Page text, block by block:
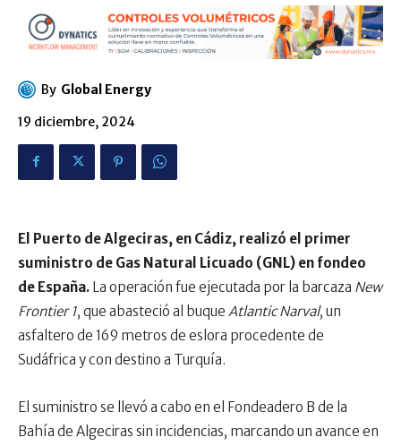
By Global Energy
19 diciembre, 2024
El Puerto de Algeciras, en Cádiz, realizó el primer
suministro de Gas Natural Licuado (GNL) en fondeo
de España. La operación fue ejecutada por la barcaza New
Frontier 1, que abasteció al buque Atlantic Narval, un
asfaltero de 169 metros de eslora procedente de
Sudáfrica y con destino a Turquía.
El suministro se llevó a cabo en el Fondeadero B de la
Bahía de Algeciras sin incidencias, marcando un avance en